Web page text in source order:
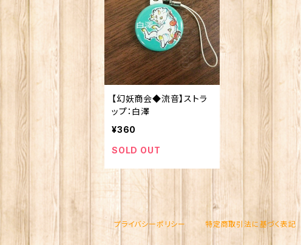
【幻妖商会◆流音】ストラ
ップ：白澤
¥360
SOLD OUT
プライバシーポリシー 特定商取引法に基づく表記